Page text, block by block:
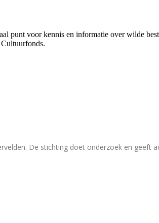
punt voor kennis en informatie over wilde
De stichting doet onderzoek en geeft